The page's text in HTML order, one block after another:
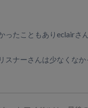
ったこともありeclairさ
スナーさんは少なくなか